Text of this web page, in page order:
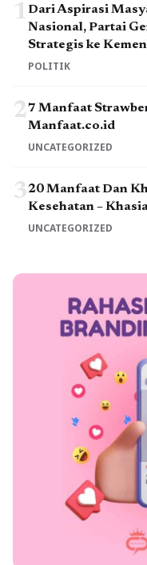
1 Dari Aspirasi
Nasional, Partai
Strategis ke
POLITIK
27 Manfaat
Manfaat.co.id
UNCATEGORIZED
320 Manfaat Dan
Kesehatan –
UNCATEGORIZED